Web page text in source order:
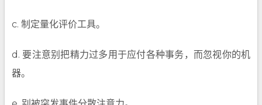
c. 制定量化评价工具。
d. 要注意别把精力过多用于应付各种事务，而忽视你的机
器。